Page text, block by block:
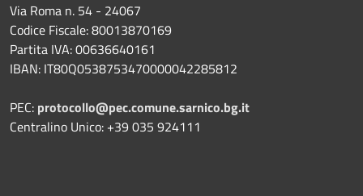
Via Roma n. 54 - 24067
Codice Fiscale: 80013870169
Partita IVA: 00636640161
IBAN: IT80Q0538753470000042285812
PEC: protocollo@pec.comune.sarnico.bg.it
Centralino Unico: +39 035 924111